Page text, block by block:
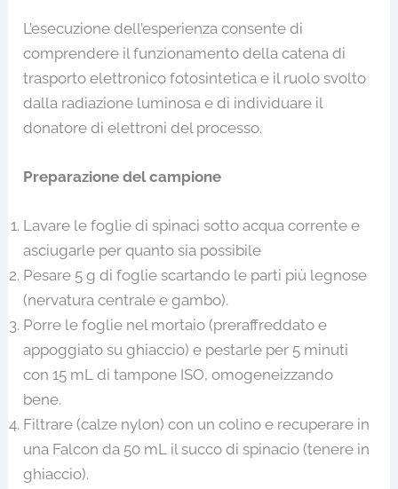
L’esecuzione dell’esperienza consente di
comprendere il funzionamento della catena di
trasporto elettronico fotosintetica e il ruolo svolto
dalla radiazione luminosa e di individuare il
donatore di elettroni del processo.
Preparazione del campione
Lavare le foglie di spinaci sotto acqua corrente e
asciugarle per quanto sia possibile
Pesare 5 g di foglie scartando le parti più legnose
(nervatura centrale e gambo).
Porre le foglie nel mortaio (preraffreddato e
appoggiato su ghiaccio) e pestarle per 5 minuti
con 15 mL di tampone ISO, omogeneizzando
bene.
Filtrare (calze nylon) con un colino e recuperare in
una Falcon da 50 mL il succo di spinacio (tenere in
ghiaccio).